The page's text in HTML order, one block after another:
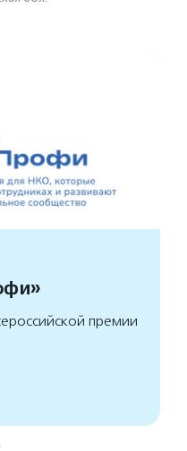
премии